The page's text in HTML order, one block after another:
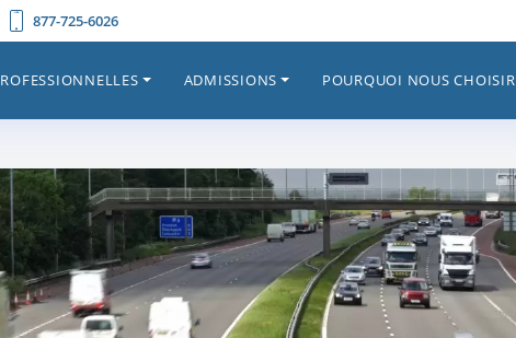
877-725-6026
ADMISSIONS POURQUOI NOUS CHOISIR